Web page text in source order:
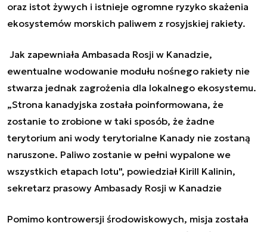
oraz istot żywych i istnieje ogromne ryzyko skażenia
ekosystemów morskich paliwem z rosyjskiej rakiety.
Jak zapewniała Ambasada Rosji w Kanadzie,
ewentualne wodowanie modułu nośnego rakiety nie
stwarza jednak zagrożenia dla lokalnego ekosystemu.
„Strona kanadyjska została poinformowana, że
zostanie to zrobione w taki sposób, że żadne
terytorium ani wody terytorialne Kanady nie zostaną
naruszone. Paliwo zostanie w pełni wypalone we
wszystkich etapach lotu", powiedział Kirill Kalinin,
sekretarz prasowy Ambasady Rosji w Kanadzie
Pomimo kontrowersji środowiskowych, misja została